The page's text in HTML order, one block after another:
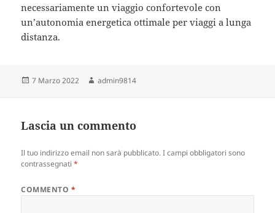
necessariamente un viaggio confortevole con
un’autonomia energetica ottimale per viaggi a lunga
distanza.
Scritto
7 Marzo 2022 Autore
admin9814
Lascia un commento
Il tuo indirizzo email non sarà pubblicato. I campi obbligatori sono
contrassegnati*
COMMENTO *